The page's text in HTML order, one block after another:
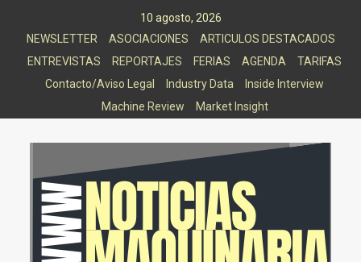
10 agosto, 2026
NEWSLETTER
ASOCIACIONES
ARTICULOS DESTACADOS
ENTREVISTAS
REPORTAJES FERIAS AGENDA
TARIFAS
Contacto/Aviso Legal
Industry Data
Inside Interview
Machine Review
Market Insight